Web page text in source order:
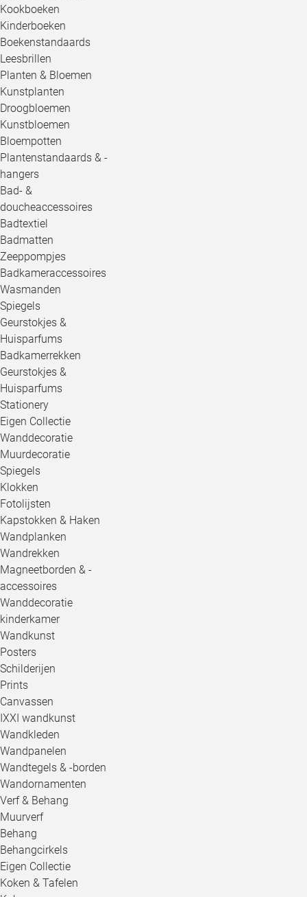
Kookboeken
Kinderboeken
Boekenstandaards
Leesbrillen
Planten & Bloemen
Kunstplanten
Droogbloemen
Kunstbloemen
Bloempotten
Plantenstandaards & -
hangers
Bad- &
doucheaccessoires
Badtextiel
Badmatten
Zeeppompjes
Badkameraccessoires
Wasmanden
Spiegels
Geurstokjes &
Huisparfums
Badkamerrekken
Geurstokjes &
Huisparfums
Stationery
Eigen Collectie
Wanddecoratie
Muurdecoratie
Spiegels
Klokken
Fotolijsten
Kapstokken & Haken
Wandplanken
Wandrekken
Magneetborden & -
accessoires
Wanddecoratie
kinderkamer
Wandkunst
Posters
Schilderijen
Prints
Canvassen
IXXI wandkunst
Wandkleden
Wandpanelen
Wandtegels & -borden
Wandornamenten
Verf & Behang
Muurverf
Behang
Behangcirkels
Eigen Collectie
Koken & Tafelen